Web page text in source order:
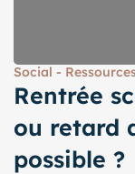
Social -
Rentrée
ou retard
possible ?